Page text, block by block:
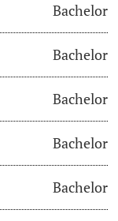
Bachelor
Bachelor
Bachelor
Bachelor
Bachelor